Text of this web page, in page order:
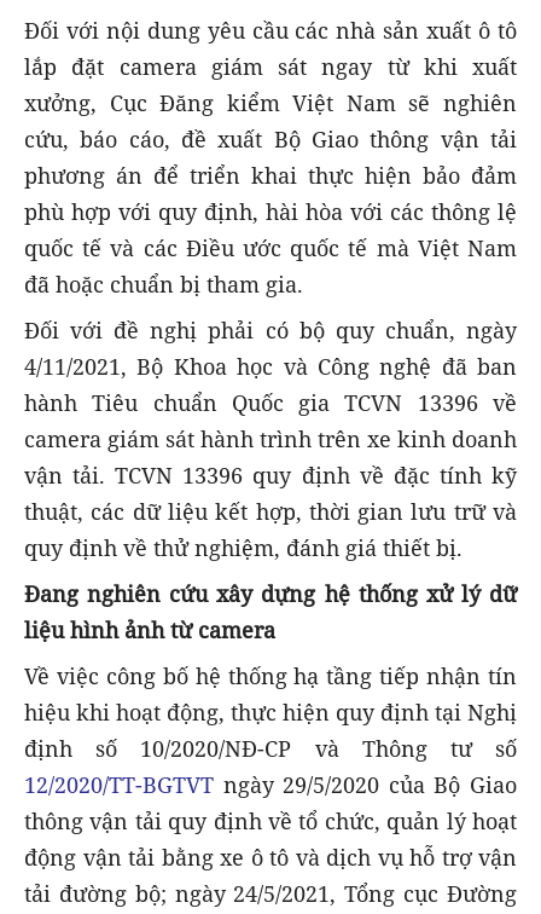
Đối với nội dung yêu cầu các nhà sản xuất ô tô
lắp đặt camera giám sát ngay từ khi xuất
xưởng, Cục Đăng kiểm Việt Nam sẽ nghiên
cứu, báo cáo, đề xuất Bộ Giao thông vận tải
phương án để triển khai thực hiện bảo đảm
phù hợp với quy định, hài hòa với các thông lệ
quốc tế và các Điều ước quốc tế mà Việt Nam
đã hoặc chuẩn bị tham gia.
Đối với đề nghị phải có bộ quy chuẩn, ngày
4/11/2021, Bộ Khoa học và Công nghệ đã ban
hành Tiêu chuẩn Quốc gia TCVN 13396 về
camera giám sát hành trình trên xe kinh doanh
vận tải. TCVN 13396 quy định về đặc tính kỹ
thuật, các dữ liệu kết hợp, thời gian lưu trữ và
quy định về thử nghiệm, đánh giá thiết bị.
Đang nghiên cứu xây dựng hệ thống xử lý dữ
liệu hình ảnh từ camera
Về việc công bố hệ thống hạ tầng tiếp nhận tín
hiệu khi hoạt động, thực hiện quy định tại Nghị
định số 10/2020/NĐ-CP và Thông tư số
12/2020/TT-BGTVT ngày 29/5/2020 của Bộ Giao
thông vận tải quy định về tổ chức, quản lý hoạt
động vận tải bằng xe ô tô và dịch vụ hỗ trợ vận
tải đường bộ; ngày 24/5/2021, Tổng cục Đường